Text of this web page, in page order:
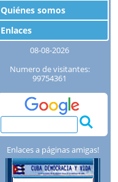
Quiénes somos
Enlaces
08-08-2026
Numero de visitantes:
99754361
Enlaces a páginas amigas!